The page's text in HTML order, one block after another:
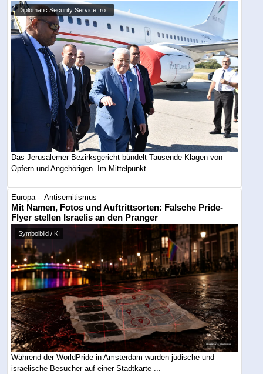
Diplomatic Security Service fro...
Das Jerusalemer Bezirksgericht bündelt Tausende Klagen von
Opfern und Angehörigen. Im Mittelpunkt ...
Europa -- Antisemitismus
Mit Namen, Fotos und Auftrittsorten: Falsche Pride-
Flyer stellen Israelis an den Pranger
Symbolbild / KI
Während der WorldPride in Amsterdam wurden jüdische und
israelische Besucher auf einer Stadtkarte ...